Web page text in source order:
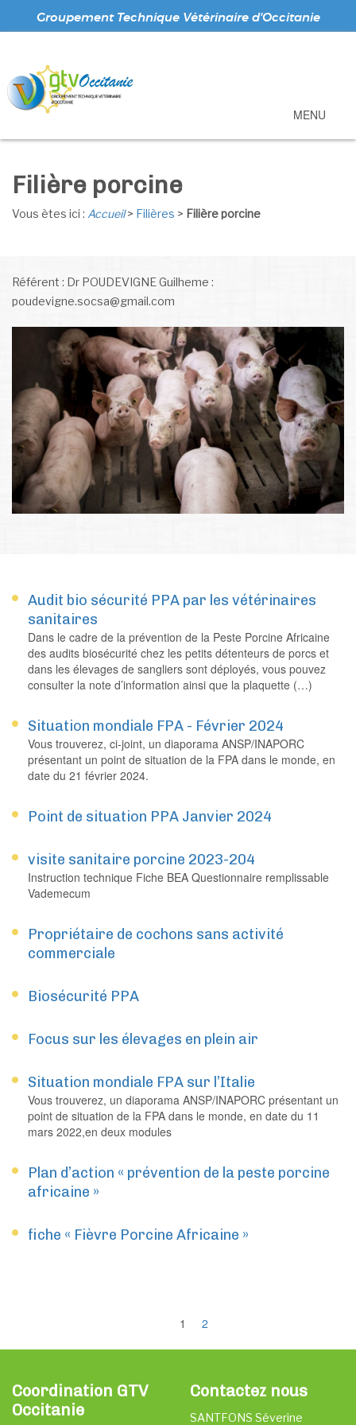
Groupement Technique Vétérinaire d'Occitanie
MENU
Filière porcine
Vous ètes ici : Accueil> Filières > Filière porcine
Référent : Dr POUDEVIGNE Guilheme :
poudevigne.socsa@gmail.com
Audit bio sécurité PPA par les vétérinaires
sanitaires
Dans le cadre de la prévention de la Peste Porcine Africaine
des audits biosécurité chez les petits détenteurs de porcs et
dans les élevages de sangliers sont déployés, vous pouvez
consulter la note d’information ainsi que la plaquette (…)
Situation mondiale FPA - Février 2024
Vous trouverez, ci-joint, un diaporama ANSP/INAPORC
présentant un point de situation de la FPA dans le monde, en
date du 21 février 2024.
Point de situation PPA Janvier 2024
visite sanitaire porcine 2023-204
Instruction technique Fiche BEA Questionnaire remplissable
Vademecum
Propriétaire de cochons sans activité
commerciale
Biosécurité PPA
Focus sur les élevages en plein air
Situation mondiale FPA sur l’Italie
Vous trouverez, un diaporama ANSP/INAPORC présentant un
point de situation de la FPA dans le monde, en date du 11
mars 2022,en deux modules
Plan d’action « prévention de la peste porcine
africaine »
fiche « Fièvre Porcine Africaine »
1 2
Coordination GTV
Occitanie
Contactez nous
SANTFONS Séverine